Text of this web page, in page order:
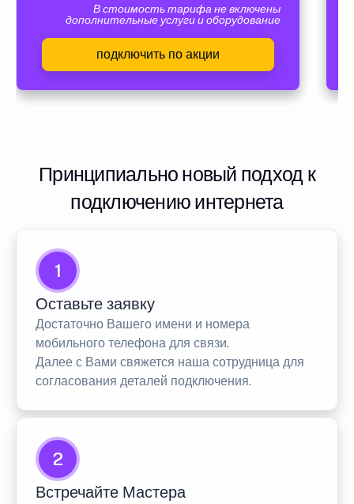
В стоимость тарифа не включены
дополнительные услуги и оборудование
подключить по акции
Принципиально новый подход к
подключению интернета
1
Оставьте заявку
Достаточно Вашего имени и номера
мобильного телефона для связи.
Далее с Вами свяжется наша сотрудница для
согласования деталей подключения.
2
Встречайте Мастера